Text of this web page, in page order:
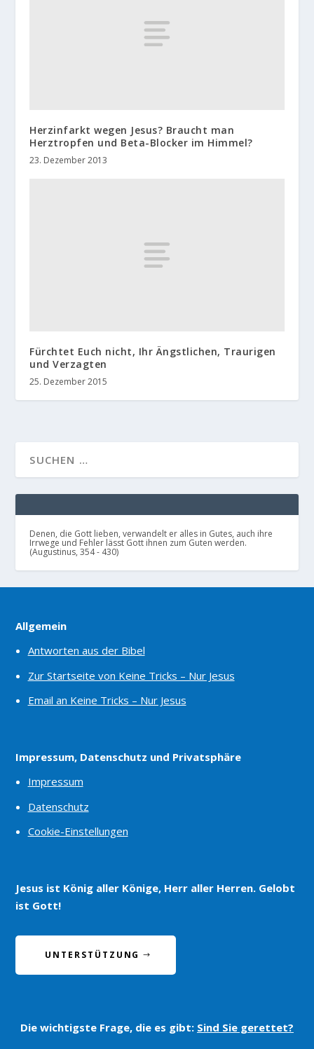
Herzinfarkt wegen Jesus? Braucht man
Herztropfen und Beta-Blocker im Himmel?
23. Dezember 2013
Fürchtet Euch nicht, Ihr Ängstlichen, Traurigen
und Verzagten
25. Dezember 2015
Denen, die Gott lieben, verwandelt er alles in Gutes, auch ihre
Irrwege und Fehler lässt Gott ihnen zum Guten werden.
(Augustinus, 354 - 430)
Allgemein
Antworten aus der Bibel
Zur Startseite von Keine Tricks – Nur Jesus
Email an Keine Tricks – Nur Jesus
Impressum, Datenschutz und Privatsphäre
Impressum
Datenschutz
Cookie-Einstellungen
Jesus ist König aller Könige, Herr aller Herren. Gelobt
ist Gott!
UNTERSTÜTZUNG
Die wichtigste Frage, die es gibt: Sind Sie gerettet?